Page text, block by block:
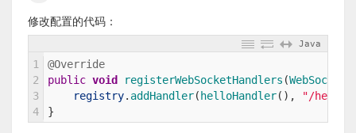
修改配置的代码：
Java
1
2
3
4
@Override
public void registerWebSocketHandlers (
registry. addHandler( helloHandler( ) , "/hello"
}